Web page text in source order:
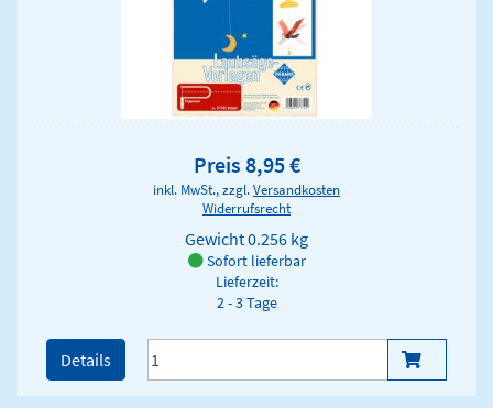
Preis 8,95 €
inkl. MwSt., zzgl.Versandkosten
Widerrufsrecht
Gewicht0.256 kg
Sofort lieferbar
Lieferzeit:
2 - 3 Tage
Details